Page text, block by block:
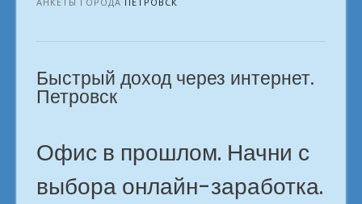
г.
Быстрый доход через интернет.
Петровск
Офис в прошлом. Начни с
выбора онлайн-заработка.